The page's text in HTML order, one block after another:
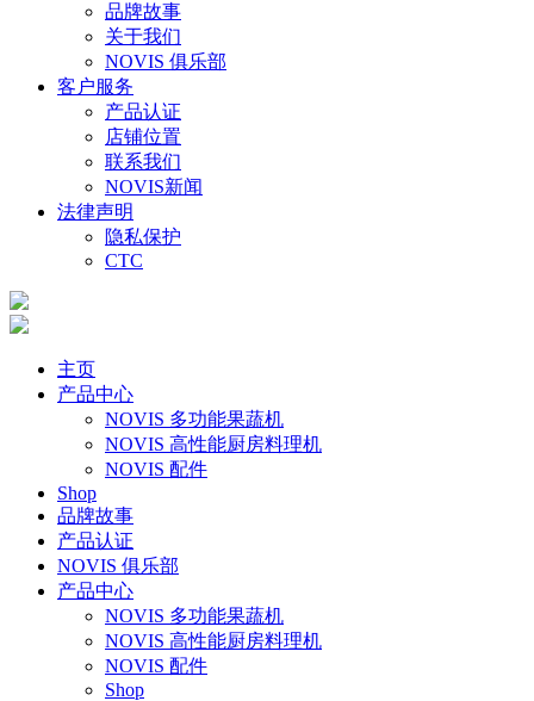
品牌故事
关于我们
NOVIS 俱乐部
客户服务
产品认证
店铺位置
联系我们
NOVIS新闻
法律声明
隐私保护
CTC
主页
产品中心
NOVIS 多功能果蔬机
NOVIS 高性能厨房料理机
NOVIS 配件
Shop
品牌故事
产品认证
NOVIS 俱乐部
产品中心
NOVIS 多功能果蔬机
NOVIS 高性能厨房料理机
NOVIS 配件
Shop